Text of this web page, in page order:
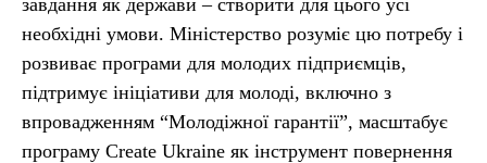
завдання як держави – створити для цього усі
необхідні умови. Міністерство розуміє цю потребу і
розвиває програми для молодих підприємців,
підтримує ініціативи для молоді, включно з
впровадженням “Молодіжної гарантії”, масштабує
програму Create Ukraine як інструмент повернення